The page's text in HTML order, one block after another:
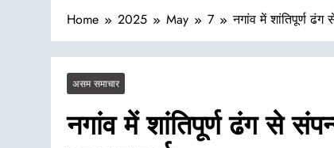
Home 2025 May 7 नगांव में शांतिपूर्ण
असम समाचार
नगांव में शांतिपूर्ण ढंग से